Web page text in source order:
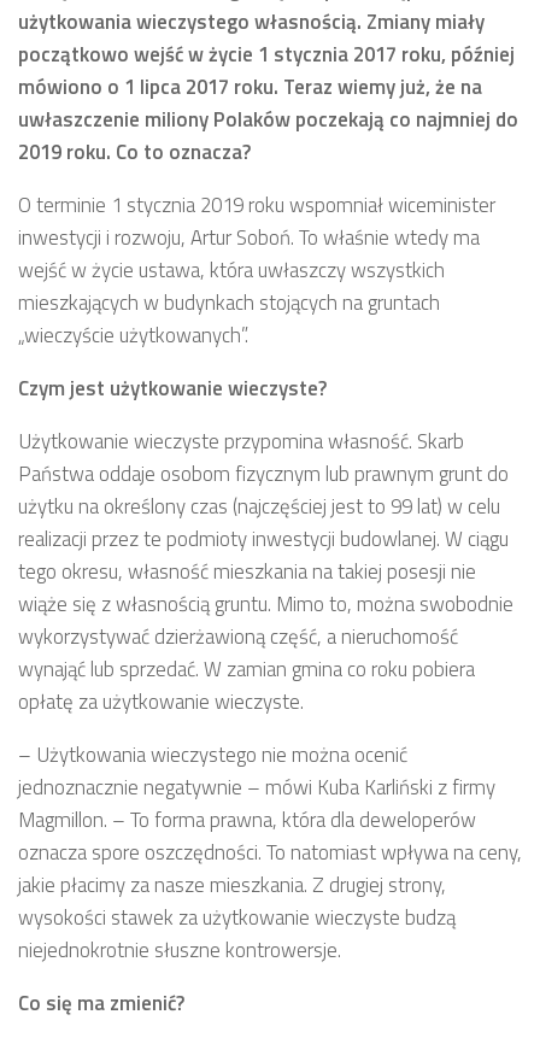
użytkowania wieczystego własnością. Zmiany miały
początkowo wejść w życie 1 stycznia 2017 roku, później
mówiono o 1 lipca 2017 roku. Teraz wiemy już, że na
uwłaszczenie miliony Polaków poczekają co najmniej do
2019 roku. Co to oznacza?
O terminie 1 stycznia 2019 roku wspomniał wiceminister
inwestycji i rozwoju, Artur Soboń. To właśnie wtedy ma
wejść w życie ustawa, która uwłaszczy wszystkich
mieszkających w budynkach stojących na gruntach
„wieczyście użytkowanych”.
Czym jest użytkowanie wieczyste?
Użytkowanie wieczyste przypomina własność. Skarb
Państwa oddaje osobom fizycznym lub prawnym grunt do
użytku na określony czas (najczęściej jest to 99 lat) w celu
realizacji przez te podmioty inwestycji budowlanej. W ciągu
tego okresu, własność mieszkania na takiej posesji nie
wiąże się z własnością gruntu. Mimo to, można swobodnie
wykorzystywać dzierżawioną część, a nieruchomość
wynająć lub sprzedać. W zamian gmina co roku pobiera
opłatę za użytkowanie wieczyste.
– Użytkowania wieczystego nie można ocenić
jednoznacznie negatywnie – mówi Kuba Karliński z firmy
Magmillon. – To forma prawna, która dla deweloperów
oznacza spore oszczędności. To natomiast wpływa na ceny,
jakie płacimy za nasze mieszkania. Z drugiej strony,
wysokości stawek za użytkowanie wieczyste budzą
niejednokrotnie słuszne kontrowersje.
Co się ma zmienić?